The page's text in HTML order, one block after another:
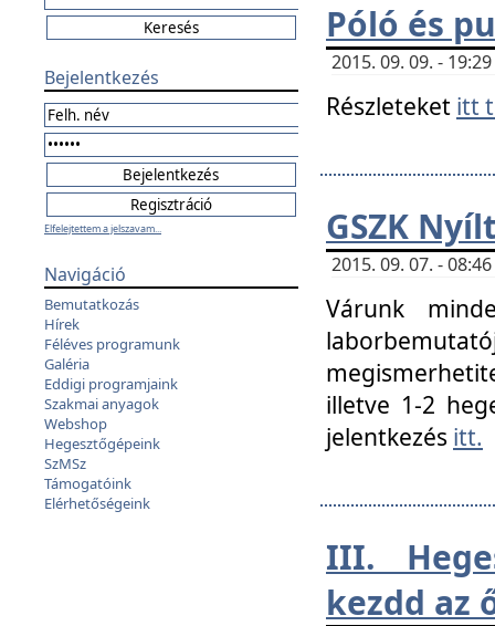
Bejelentkezés
Elfelejtettem a jelszavam...
Navigáció
Bemutatkozás
Hírek
Féléves programunk
Galéria
Eddigi programjaink
Szakmai anyagok
Webshop
Hegesztőgépeink
SzMSz
Támogatóink
Elérhetőségeink
Póló és
2015. 09. 09. -
Részleteket itt
GSZK
2015. 09. 07. -
Várunk
illetve 1-2
jelentkezés itt.
III.
kezdd az